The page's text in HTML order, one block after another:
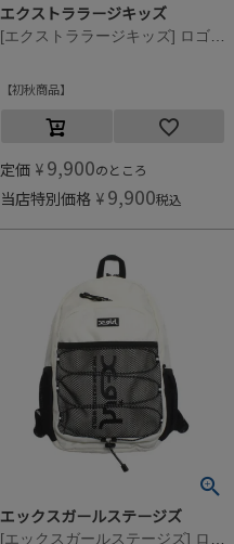
エクストララージキッズ
初秋商品
定価 ¥ 9,900のところ
当店特別価格 ¥ 9,900税込
エックスガールステージズ